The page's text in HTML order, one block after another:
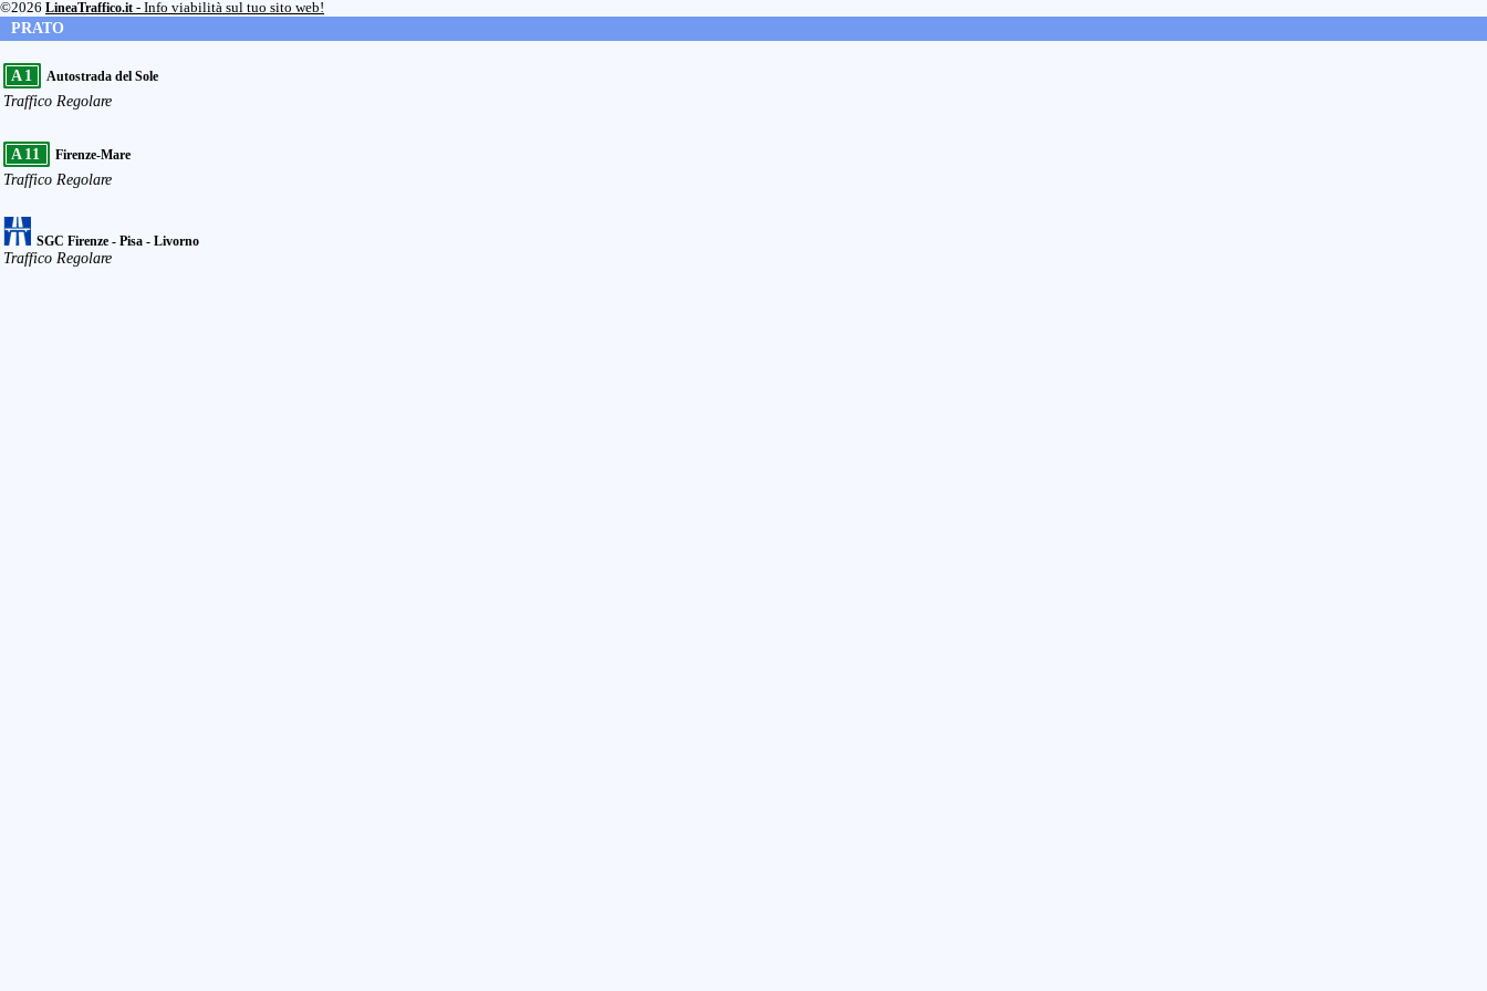
©2026 LineaTraffico.it - Info viabilità sul tuo sito web!
PRATO
A1 Autostrada del Sole
Traffico Regolare
A11 Firenze-Mare
Traffico Regolare
SGC Firenze - Pisa - Livorno
Traffico Regolare